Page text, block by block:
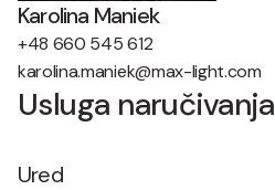
Karolina Maniek
+48 660 545 612
karolina.maniek@max-light.com
Usluga naručivanja
Ured